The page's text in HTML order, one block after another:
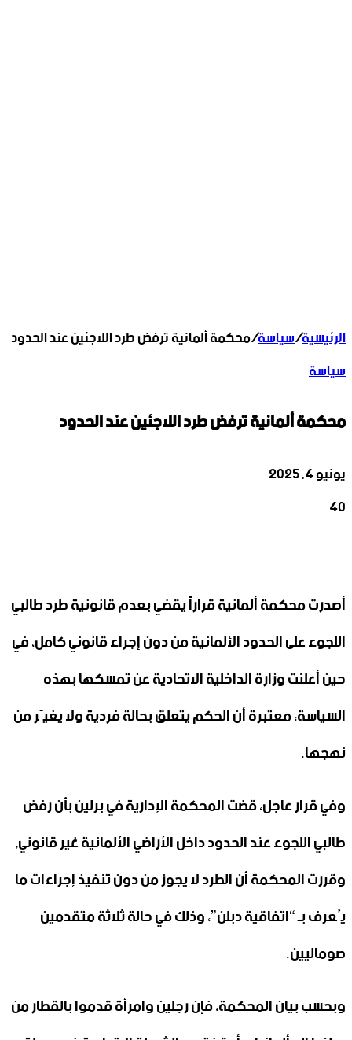
الرئيسية/سياسة/محكمة ألمانية ترفض طرد اللاجئين عند الحدود
سياسة
محكمة ألمانية ترفض طرد اللاجئين عند الحدود
يونيو 4, 2025
40
أصدرت محكمة ألمانية قراراً يقضي بعدم قانونية طرد طالبي
اللجوء على الحدود الألمانية من دون إجراء قانوني كامل، في
حين أعلنت وزارة الداخلية الاتحادية عن تمسكها بهذه
السياسة، معتبرة أن الحكم يتعلق بحالة فردية ولا يغيّر من
نهجها.
وفي قرار عاجل، قضت المحكمة الإدارية في برلين بأن رفض
طالبي اللجوء عند الحدود داخل الأراضي الألمانية غير قانوني,
وقررت المحكمة أن الطرد لا يجوز من دون تنفيذ إجراءات ما
يُعرف بـ “اتفاقية دبلن”، وذلك في حالة ثلاثة متقدمين
صوماليين.
وبحسب بيان المحكمة، فإن رجلين وامرأة قدموا بالقطار من